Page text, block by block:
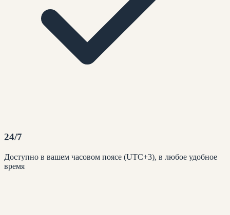
24/7
Доступно в вашем часовом поясе (UTC+3), в любое удобное
время